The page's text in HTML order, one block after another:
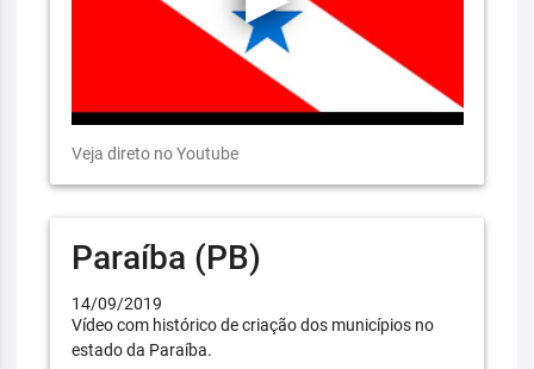
Veja direto no Youtube
Paraíba (PB)
14/09/2019
Vídeo com histórico de criação dos municípios no
estado da Paraíba.